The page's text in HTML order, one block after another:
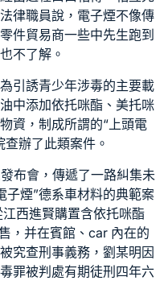
律職員說，電子煙不像傳
件貿易商一些中先生跑到
不了解。
引誘青少年涉毒的主要載
中添加依托咪酯、美托咪
資，制成所謂的“上頭電
辦了此類案件。
布會，傳遞了一路糾集未
子煙”德系車材料的典範案
西進賢購置含依托咪酯
，并在賓館、car 內在的
究查刑事義務，劉某明因
罪被判處有期徒刑四年六